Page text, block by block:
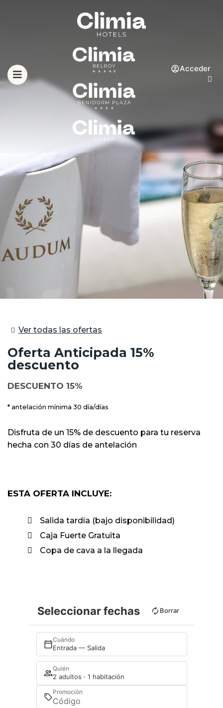
Acceder
Ver todas las ofertas
Oferta Anticipada 15%
descuento
DESCUENTO 15%
antelación mínima 30 día/días
Disfruta de un 15% de descuento para tu reserva
hecha con 30 días de antelación
ESTA OFERTA INCLUYE:
Salida tardía (bajo disponibilidad)
Caja Fuerte Gratuita
Copa de cava a la llegada
Seleccionar fechas Borrar
Cuándo
Entrada — Salida
Quién
2 adultos · 1 habitación
Promoción